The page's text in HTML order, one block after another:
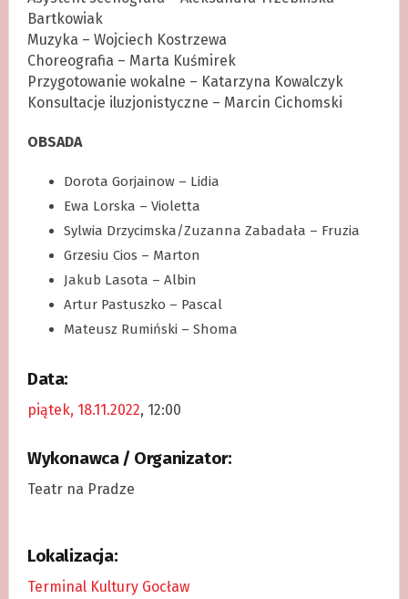
Bartkowiak
Muzyka – Wojciech Kostrzewa
Choreografia – Marta Kuśmirek
Przygotowanie wokalne – Katarzyna Kowalczyk
Konsultacje iluzjonistyczne – Marcin Cichomski
OBSADA
Dorota Gorjainow – Lidia
Ewa Lorska – Violetta
Sylwia Drzycimska/Zuzanna Zabadała – Fruzia
Grzesiu Cios – Marton
Jakub Lasota – Albin
Artur Pastuszko – Pascal
Mateusz Rumiński – Shoma
Data:
piątek, 18.11.2022, 12:00
Wykonawca / Organizator:
Teatr na Pradze
Lokalizacja:
Terminal Kultury Gocław